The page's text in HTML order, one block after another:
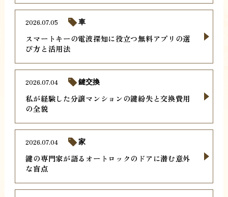
スマートキーの電波探知に役立つ無料アプリの選
び方と活用法
2026.07.05 車
私が経験した分譲マンションの鍵紛失と交換費用
の全貌
2026.07.04 鍵交換
鍵の専門家が語るオートロックのドアに潜む意外
な盲点
2026.07.04 家